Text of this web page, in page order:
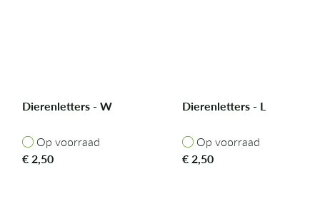
Dierenletters - W
Op voorraad
Op voorraad
€2,50
Dierenletters - L
Op voorraad
Op voorraad
€2,50